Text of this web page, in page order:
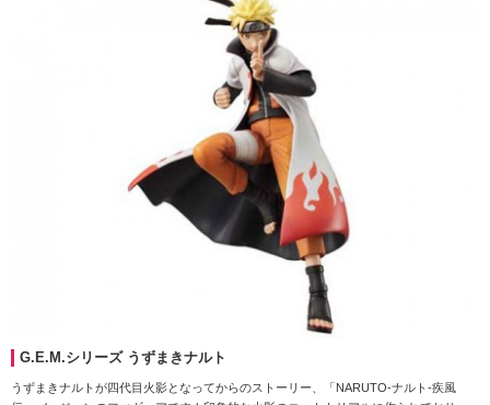
G.E.M.シリーズ うずまきナルト
うずまきナルトが四代目火影となってからのストーリー、「NARUTO-ナルト-疾風